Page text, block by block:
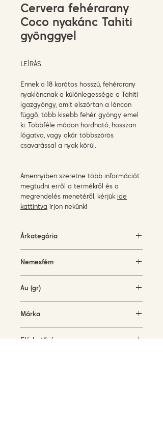
Cervera fehérarany
Coco nyakánc Tahiti
gyönggyel
LEÍRÁS
Ennek a 18 karátos hosszú, fehérarany
nyakláncnak a különlegessége a Tahiti
igazgyöngy, amit elszórtan a láncon
függő, több kisebb fehér gyöngy emel
ki. Többféle módon hordható, hosszan
lógatva, vagy akár többszörös
csavarással a nyak körül.
Amennyiben szeretne több információt
megtudni erről a termékről és a
megrendelés menetéről, kérjük ide
kattintva írjon nekünk!
Árkategória
Nemesfém
Au (gr)
Márka
Elérhetőség